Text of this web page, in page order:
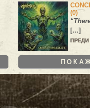
(0)
[…]
ПРЕДИ